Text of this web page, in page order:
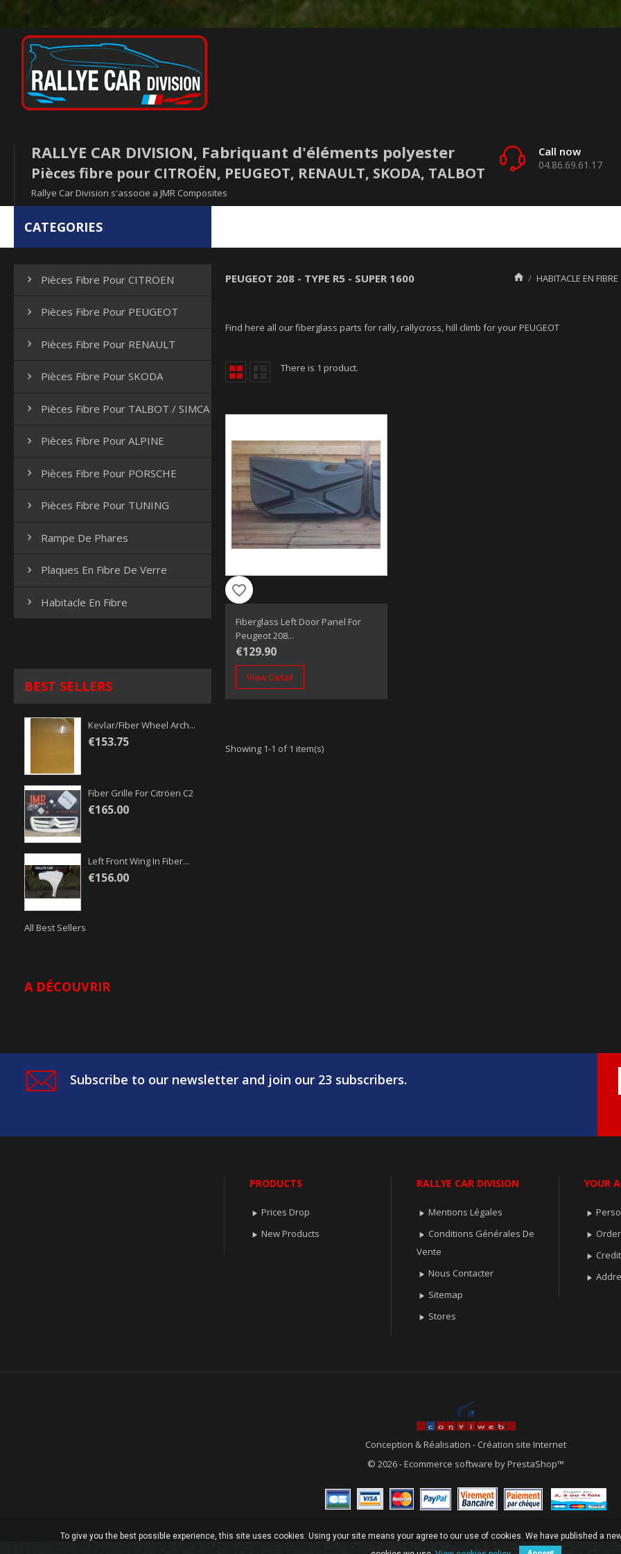
RALLYE CAR DIVISION, Fabriquant d'éléments polyester
Pièces fibre pour CITROËN, PEUGEOT, RENAULT, SKODA, TALBOT
Rallye Car Division s'associe a JMR Composites
Call now
04.86.69.61.17
CATEGORIES
 Pièces Fibre Pour CITROEN
 Pièces Fibre Pour PEUGEOT
 Pièces Fibre Pour RENAULT
 Pièces Fibre Pour SKODA
 Pièces Fibre Pour TALBOT / SIMCA
 Pièces Fibre Pour ALPINE
 Pièces Fibre Pour PORSCHE
 Pièces Fibre Pour TUNING
 Rampe De Phares
 Plaques En Fibre De Verre
 Habitacle En Fibre
BEST SELLERS
Kevlar/fiber Wheel Arch...
€153.75
Fiber Grille For Citröen C2
€165.00
Left Front Wing In Fiber...
€156.00
All Best Sellers
A DÉCOUVRIR
 HABITACLE EN FIBRE
PEUGEOT 208 - TYPE R5 - SUPER 1600
Find here all our fiberglass parts for rally, rallycross, hill climb for your PEUGEOT
There is 1 product.
favorite_border
Fiberglass Left Door Panel For
Peugeot 208...
€129.90
View Detail
Showing 1-1 of 1 item(s)
Subscribe to our newsletter and join our 23 subscribers.
PRODUCTS
 Prices Drop
 New Products
RALLYE CAR DIVISION
 Mentions Légales
 Conditions Générales De
Vente
 Nous Contacter
 Sitemap
 Stores
YOUR




Conception & Réalisation - Création site Internet
© 2026 - Ecommerce software by PrestaShop™
To give you the best possible experience, this site uses cookies. Using your site means your agree to our use of cookies. We have published a